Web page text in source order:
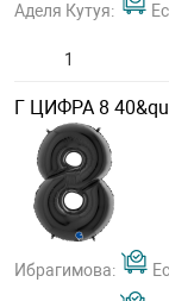
Аделя Кутуя:
Г ЦИФРА 8
Ибрагимова: